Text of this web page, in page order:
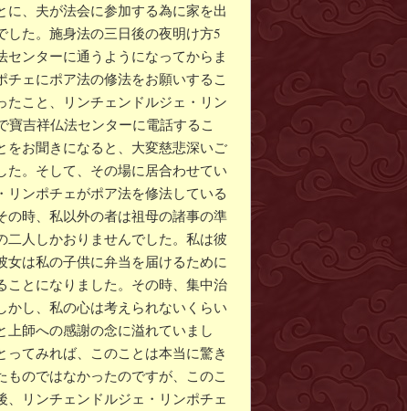
、夫が法会に参加する為に家を出
た。施身法の三日後の夜明け方5
ンターに通うようになってからま
ェにポア法の修法をお願いするこ
たこと、リンチェンドルジェ・リン
吉祥仏法センターに電話するこ
をお聞きになると、大変慈悲深いご
。そして、その場に居合わせてい
ンポチェがポア法を修法している
の時、私以外の者は祖母の諸事の準
人しかおりませんでした。私は彼
は私の子供に弁当を届けるために
ことになりました。その時、集中治
し、私の心は考えられないくらい
師への感謝の念に溢れていまし
てみれば、このことは本当に驚き
のではなかったのですが、このこ
リンチェンドルジェ・リンポチェ